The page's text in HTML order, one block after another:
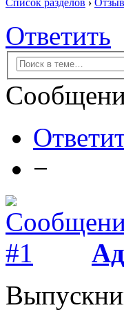
Список разделов ›
Ответить
−